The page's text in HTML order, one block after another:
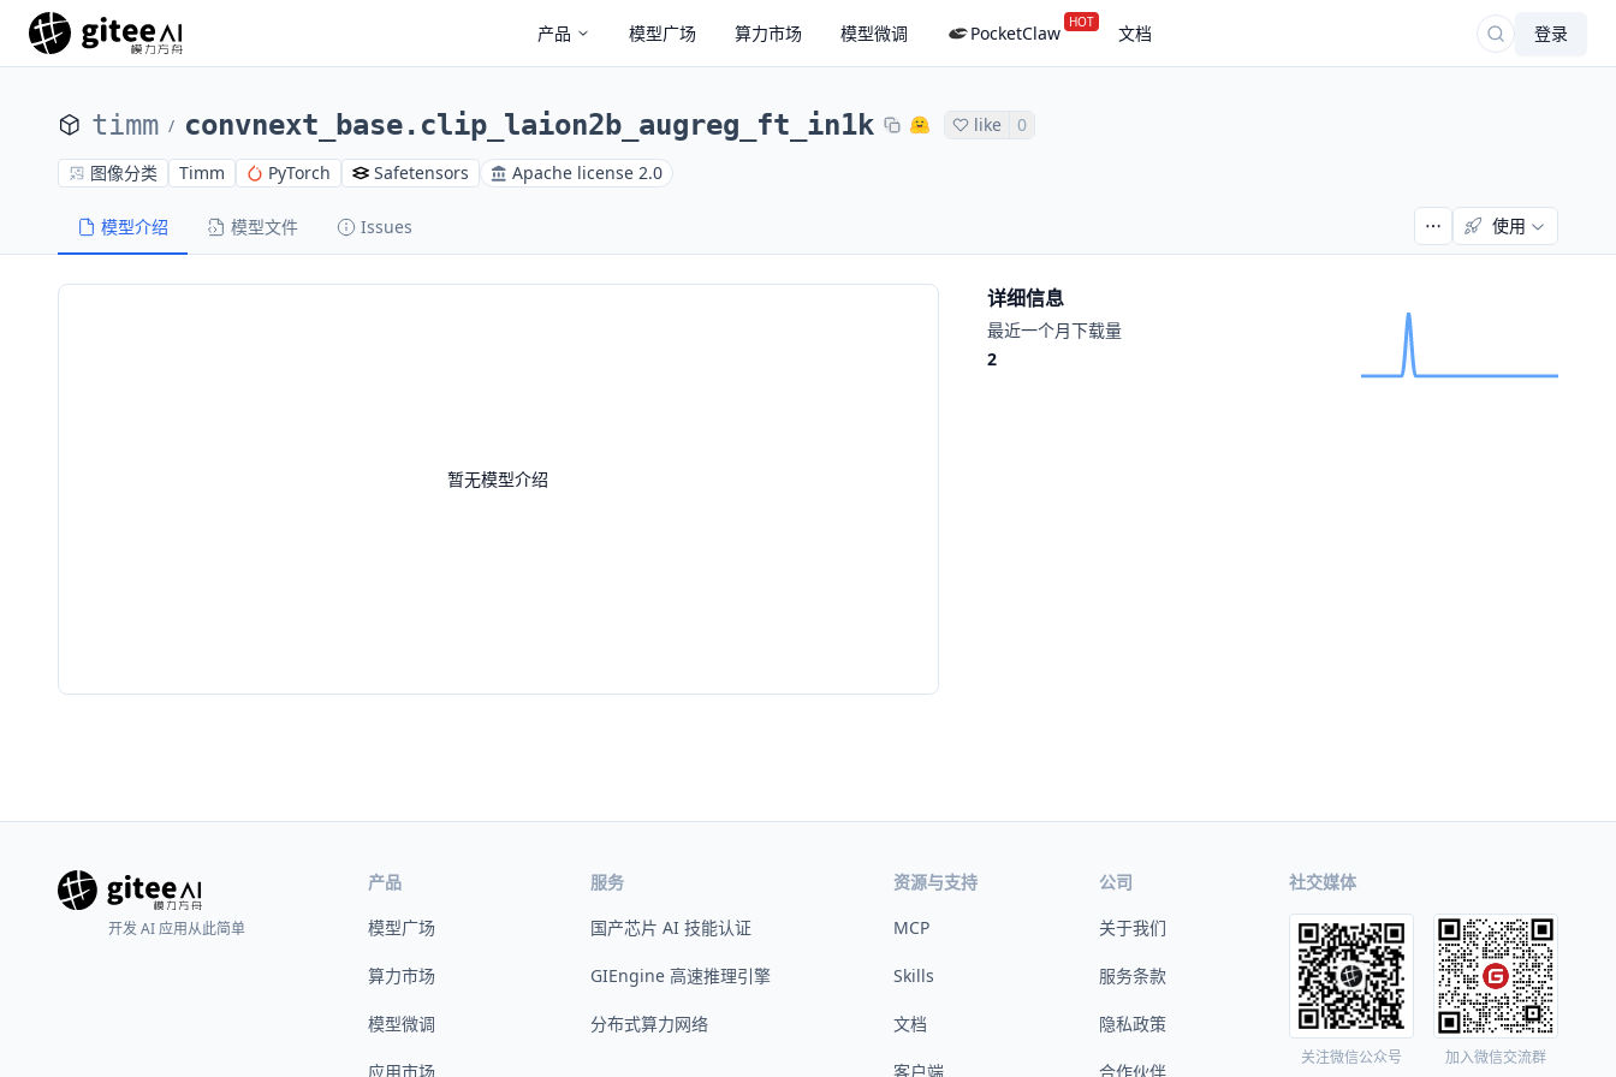
产品 模型广场 算力市场 模型微调 PocketClaw HOT 文档 登录
timm / convnext_base.clip_laion2b_augreg_ft_in1k like 0
图像分类 Timm PyTorch Safetensors Apache license 2.0
模型介绍 模型文件 Issues 使用
暂无模型介绍
详细信息
最近一个月下载量
2
开发 AI 应用从此简单
产品
模型广场
算力市场
模型微调
应用市场
服务
国产芯片 AI 技能认证
GIEngine 高速推理引擎
分布式算力网络
资源与支持
MCP
Skills
文档
客户端
公司
关于我们
服务条款
隐私政策
合作伙伴
社交媒体
关注微信公众号 加入微信交流群